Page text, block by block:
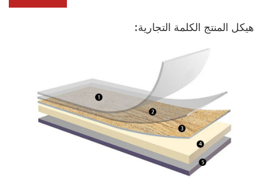
هيكل المنتج الكلمة التجارية: